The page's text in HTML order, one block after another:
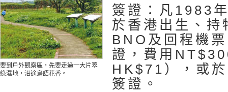
要到戶外觀察區，先要走過一大片翠
綠濕地，沿途鳥語花香。
簽證：凡1983
於香港出生、持
BNO及回程機
證，費用
HK$71），或
簽證。